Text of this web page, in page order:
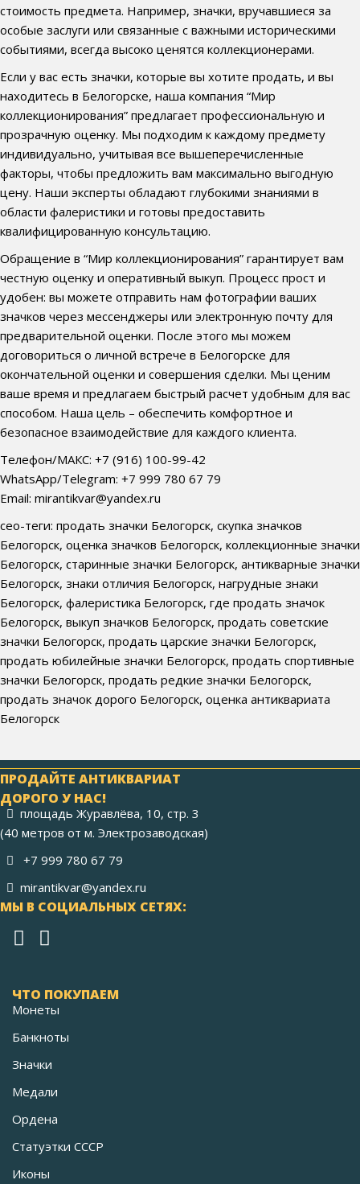
стоимость предмета. Например, значки, вручавшиеся за
особые заслуги или связанные с важными историческими
событиями, всегда высоко ценятся коллекционерами.
Если у вас есть значки, которые вы хотите продать, и вы
находитесь в Белогорске, наша компания “Мир
коллекционирования” предлагает профессиональную и
прозрачную оценку. Мы подходим к каждому предмету
индивидуально, учитывая все вышеперечисленные
факторы, чтобы предложить вам максимально выгодную
цену. Наши эксперты обладают глубокими знаниями в
области фалеристики и готовы предоставить
квалифицированную консультацию.
Обращение в “Мир коллекционирования” гарантирует вам
честную оценку и оперативный выкуп. Процесс прост и
удобен: вы можете отправить нам фотографии ваших
значков через мессенджеры или электронную почту для
предварительной оценки. После этого мы можем
договориться о личной встрече в Белогорске для
окончательной оценки и совершения сделки. Мы ценим
ваше время и предлагаем быстрый расчет удобным для вас
способом. Наша цель – обеспечить комфортное и
безопасное взаимодействие для каждого клиента.
Телефон/МАКС: +7 (916) 100-99-42
WhatsApp/Telegram: +7 999 780 67 79
Email: mirantikvar@yandex.ru
сео-теги: продать значки Белогорск, скупка значков
Белогорск, оценка значков Белогорск, коллекционные значки
Белогорск, старинные значки Белогорск, антикварные значки
Белогорск, знаки отличия Белогорск, нагрудные знаки
Белогорск, фалеристика Белогорск, где продать значок
Белогорск, выкуп значков Белогорск, продать советские
значки Белогорск, продать царские значки Белогорск,
продать юбилейные значки Белогорск, продать спортивные
значки Белогорск, продать редкие значки Белогорск,
продать значок дорого Белогорск, оценка антиквариата
Белогорск
ПРОДАЙТЕ АНТИКВАРИАТ
ДОРОГО У НАС!
площадь Журавлёва, 10, стр. 3
(40 метров от м. Электрозаводская)
+7 999 780 67 79
mirantikvar@yandex.ru
МЫ В СОЦИАЛЬНЫХ СЕТЯХ:
ЧТО ПОКУПАЕМ
Монеты
Банкноты
Значки
Медали
Ордена
Статуэтки СССР
Иконы